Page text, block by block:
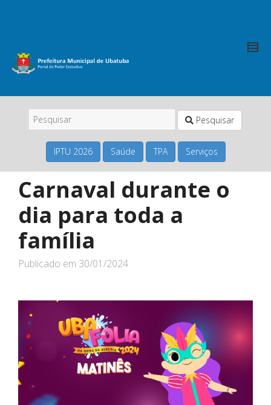
Pesquisar
IPTU 2026 Saúde TPA Serviços
Carnaval durante o
dia para toda a
família
Publicado em 30/01/2024